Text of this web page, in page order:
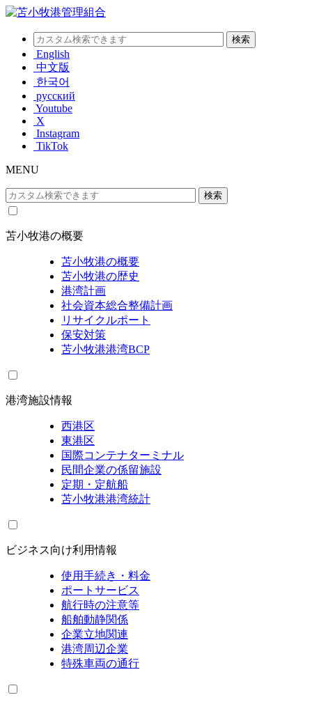
English
中文版
한국어
русский
Youtube
X
Instagram
TikTok
MENU
苫小牧港の概要
苫小牧港の概要
苫小牧港の歴史
港湾計画
社会資本総合整備計画
リサイクルポート
保安対策
苫小牧港港湾BCP
港湾施設情報
西港区
東港区
国際コンテナターミナル
民間企業の係留施設
定期・定航船
苫小牧港港湾統計
ビジネス向け利用情報
使用手続き・料金
ポートサービス
航行時の注意等
船舶動静関係
企業立地関連
港湾周辺企業
特殊車両の通行